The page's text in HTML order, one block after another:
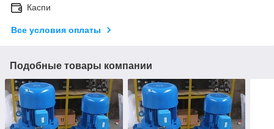
Каспи
Все условия оплаты
Подобные товары компании